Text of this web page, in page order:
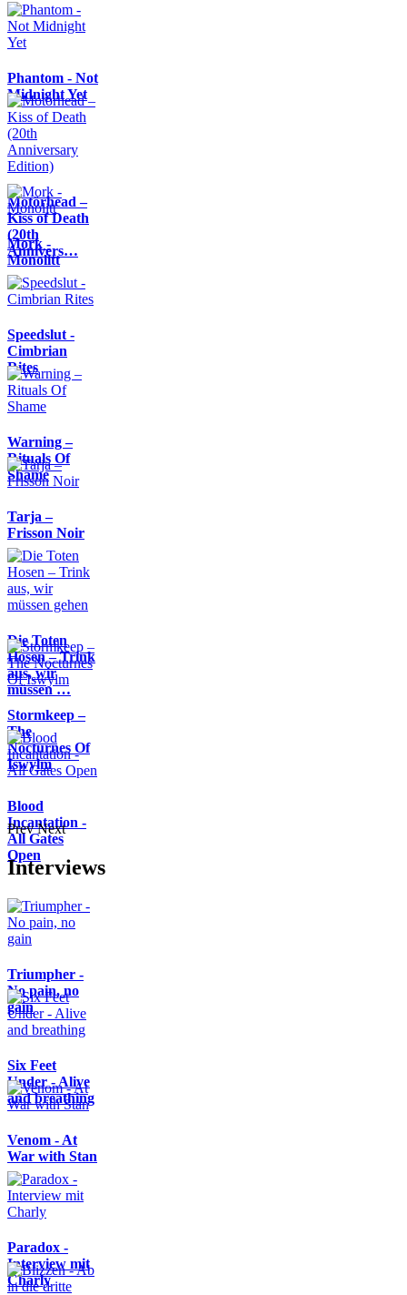
Phantom - Not
Midnight Yet
Motörhead –
Kiss of Death
(20th
Annivers…
Mork -
Monolitt
Speedslut -
Cimbrian
Rites
Warning –
Rituals Of
Shame
Tarja –
Frisson Noir
Die Toten
Hosen – Trink
aus, wir
müssen …
Stormkeep –
The
Nocturnes Of
Iswylm
Blood
Incantation -
All Gates
Open
Prev Next
Interviews
Triumpher -
No pain, no
gain
Six Feet
Under - Alive
and breathing
Venom - At
War with Stan
Paradox -
Interview mit
Charly